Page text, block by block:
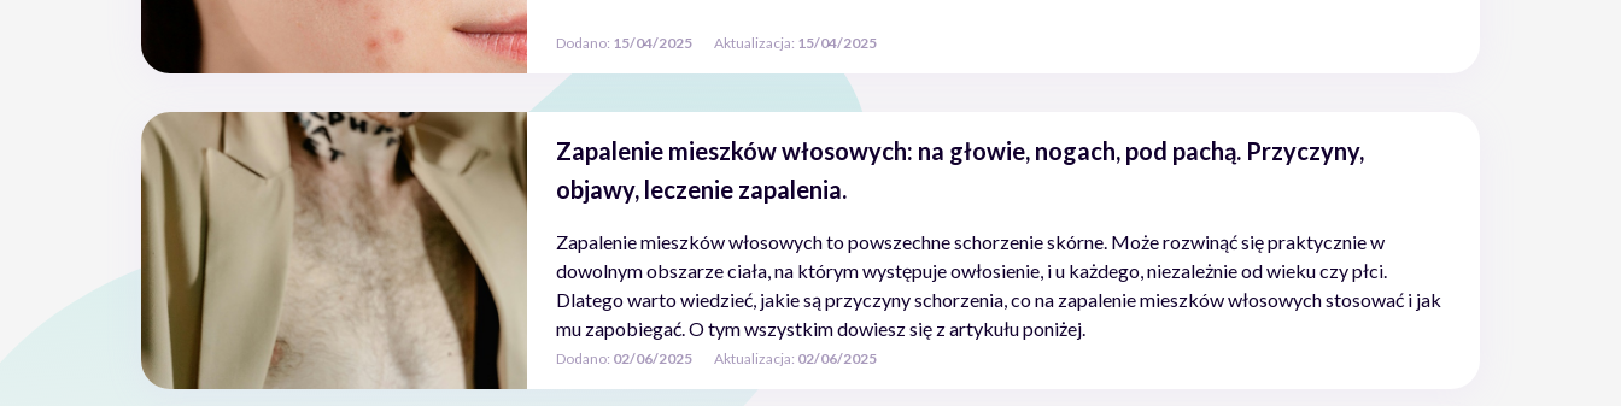
Dodano: 15/04/2025 Aktualizacja: 15/04/2025
Zapalenie mieszków włosowych: na głowie, nogach, pod pachą. Przyczyny,
objawy, leczenie zapalenia.
Zapalenie mieszków włosowych to powszechne schorzenie skórne. Może rozwinąć się praktycznie w
dowolnym obszarze ciała, na którym występuje owłosienie, i u każdego, niezależnie od wieku czy płci.
Dlatego warto wiedzieć, jakie są przyczyny schorzenia, co na zapalenie mieszków włosowych stosować i jak
mu zapobiegać. O tym wszystkim dowiesz się z artykułu poniżej.
Dodano: 02/06/2025 Aktualizacja: 02/06/2025